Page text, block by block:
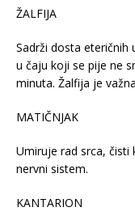
ŽALFIJA
Sadrži dosta eteričnih
u čaju koji se pije ne
minuta. Žalfija je
MATIČNJAK
Umiruje rad srca, čisti
nervni sistem.
KANTARION